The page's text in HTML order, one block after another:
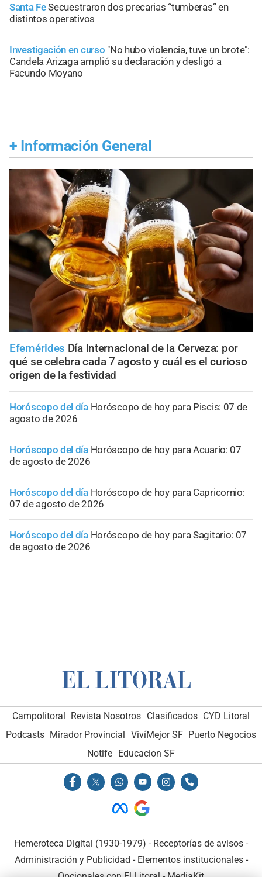
Santa FeSecuestraron dos precarias “tumberas” en
distintos operativos
Investigación en curso "No hubo violencia, tuve un brote":
Candela Arizaga amplió su declaración y desligó a
Facundo Moyano
+ Información General
Efemérides Día Internacional de la Cerveza: por
qué se celebra cada 7 agosto y cuál es el curioso
origen de la festividad
Horóscopo del día Horóscopo de hoy para Piscis: 07 de
agosto de 2026
Horóscopo del día Horóscopo de hoy para Acuario: 07
de agosto de 2026
Horóscopo del día Horóscopo de hoy para Capricornio:
07 de agosto de 2026
Horóscopo del día Horóscopo de hoy para Sagitario: 07
de agosto de 2026
Campolitoral Revista Nosotros Clasificados CYD Litoral
Podcasts Mirador Provincial VivíMejor SF Puerto Negocios
Notife
Educacion SF
Hemeroteca Digital (1930-1979) - Receptorías de avisos -
Administración y Publicidad - Elementos institucionales-